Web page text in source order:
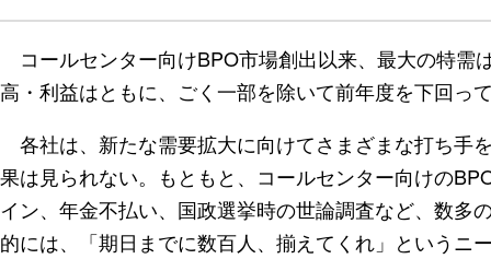
コールセンター向けBPO市場創出以来、最大の特需
高・利益はともに、ごく一部を除いて前年度を下回っ
各社は、新たな需要拡大に向けてさまざまな打ち手
果は見られない。もともと、コールセンター向けの
イン、年金不払い、国政選挙時の世論調査など、数多
的には、「期日までに数百人、揃えてくれ」というニ